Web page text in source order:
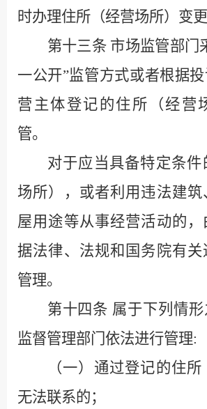
时办理住所（经营场所）变更
第十三条 市场监管部门
一公开”监管方式或者根据
营主体登记的住所（经营
管。
对于应当具备特定条件
场所），或者利用违法建
屋用途等从事经营活动的
据法律、法规和国务院有关
管理。
第十四条 属于下列情
监督管理部门依法进行管理:
（一）通过登记的住所
无法联系的；